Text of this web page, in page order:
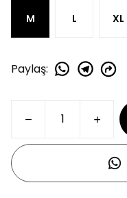
M L XL
Paylaş: